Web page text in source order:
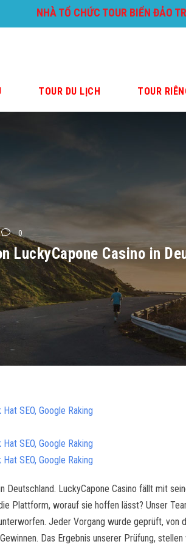
NHÀ TỔ CHỨC TOUR BIỂN ĐẢO
TOUR DU LỊCH TOUR
0
LuckyCapone Casino in
SEO, Google Raking
SEO, Google Raking
SEO, Google Raking
Deutschland. LuckyCapone Casino fällt mit
Plattform, worauf sie hoffen lässt? Unser
Jeder Vorgang wurde geprüft, von
Das Ergebnis unserer Prüfung,